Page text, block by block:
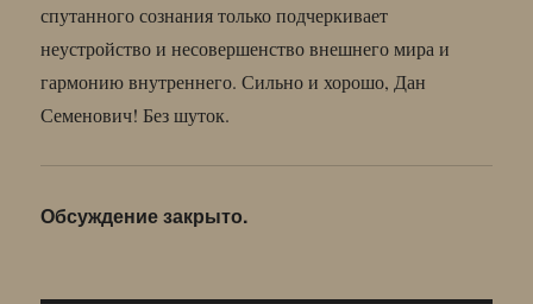
спутанного сознания только подчеркивает
неустройство и несовершенство внешнего мира и
гармонию внутреннего. Сильно и хорошо, Дан
Семенович! Без шуток.
Обсуждение закрыто.